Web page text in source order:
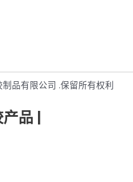
品有限公司 .保留所有权利
品 |